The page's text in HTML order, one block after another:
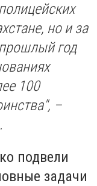
но и за
год
100
–
подвели
задачи